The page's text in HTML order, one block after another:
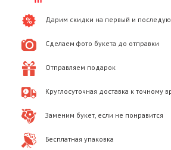
Дарим скидки на первый и
Сделаем фото букета до отправки
Отправляем подарок
Круглосуточная доставка к точному
Заменим букет, если не понравится
Бесплатная упаковка